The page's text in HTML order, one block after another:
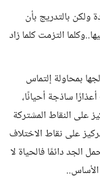
بالتدريج بأن
التزمت كلما زاد
بمحاولة إلتماس
ساذجة أحيانًا،
على النقاط المشتركة
على نقاط الاختلاف
الجد دائمًا فالحياة لا